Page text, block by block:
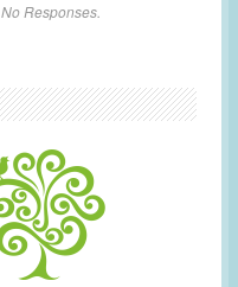
No Responses.